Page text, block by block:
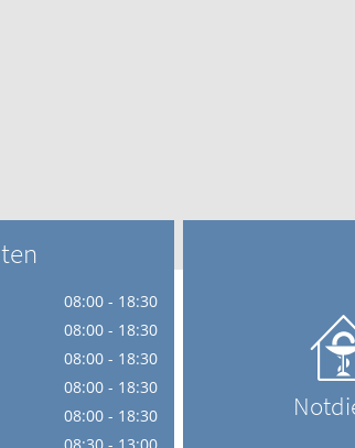
08:00 - 18:30
08:00 - 18:30
08:00 - 18:30
08:00 - 18:30
08:00 - 18:30